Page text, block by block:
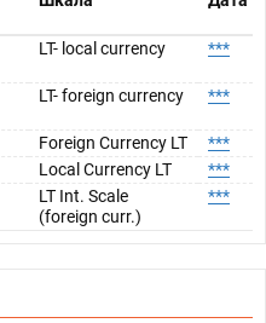
LT- local currency ***
LT- foreign currency ***
Foreign Currency LT
***
Local Currency LT
***
LT Int. Scale
(foreign curr.)
***